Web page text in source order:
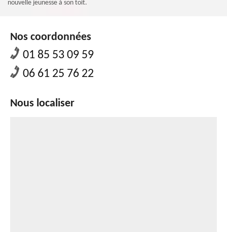
nouvelle jeunesse à son toit.
Nos coordonnées
01 85 53 09 59
06 61 25 76 22
Nous localiser